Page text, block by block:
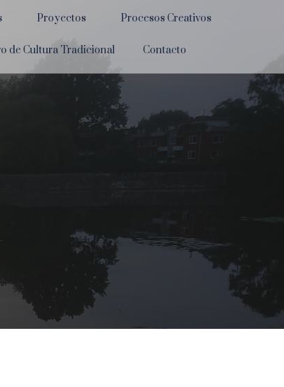
Proyectos Procesos Creativos
de Cultura Tradicional Contacto